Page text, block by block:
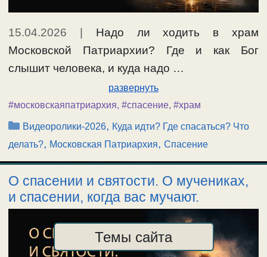
15.04.2026
Надо ли ходить в храм
Московской Патриархии? Где и как Бог
слышит человека, и куда надо …
развернуть
#московскаяпатриархия, #спасение, #храм
Рубрики
Видеоролики-2026, Куда идти? Где спасаться? Что
делать?, Московская Патриархия, Спасение
О спасении и святости. О мучениках,
и спасении, когда вас мучают.
Темы сайта